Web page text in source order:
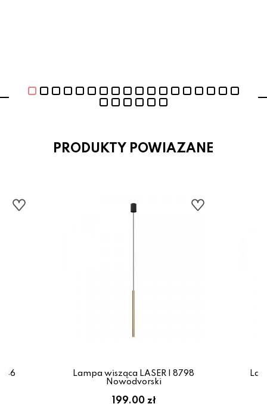
PRODUKTY POWIAZANE
Lampa wisząca LASER I 8798
Nowodvorski
199.00 zł